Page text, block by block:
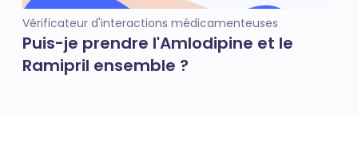
Vérificateur d'interactions médicamenteuses
Puis-je prendre l'Amlodipine et le
Ramipril ensemble ?